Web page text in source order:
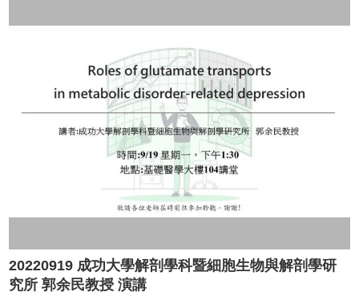
20220919 成功大學解剖學科暨細胞生物與解剖學研
究所 郭余民教授 演講